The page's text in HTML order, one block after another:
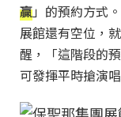
贏」的預約方式
展館還有空位，
醒，「這階段的
可發揮平時搶演